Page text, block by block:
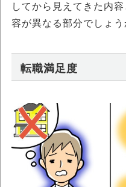
してから見えてきた内
容が異なる部分でしょう
転職満足度